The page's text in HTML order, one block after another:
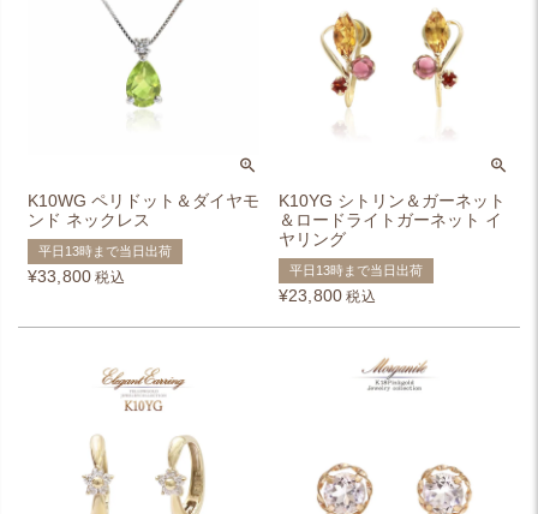
K10WG ペリドット＆ダイヤモ
ンド ネックレス
平日13時まで当日出荷
¥33,800 税込
K10YG シトリン＆ガーネット
＆ロードライトガーネット イ
ヤリング
平日13時まで当日出荷
¥23,800 税込